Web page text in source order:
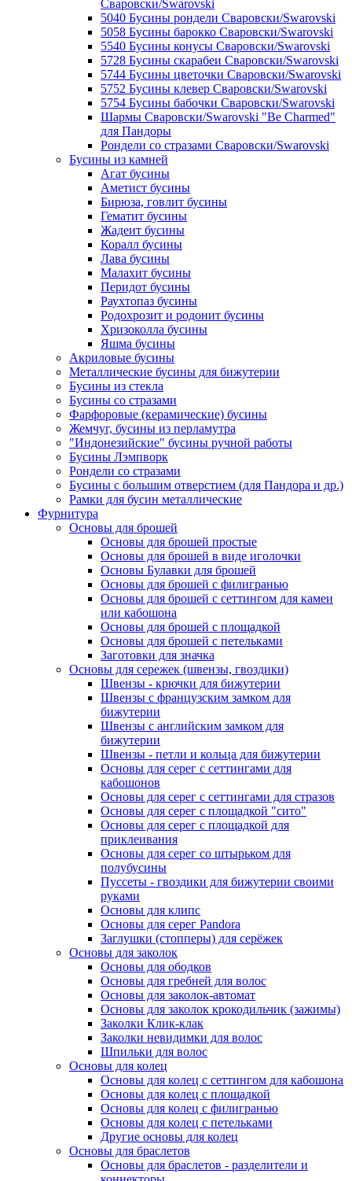
Сваровски/Swarovski
5040 Бусины рондели Сваровски/Swarovski
5058 Бусины барокко Сваровски/Swarovski
5540 Бусины конусы Сваровски/Swarovski
5728 Бусины скарабеи Сваровски/Swarovski
5744 Бусины цветочки Сваровски/Swarovski
5752 Бусины клевер Сваровски/Swarovski
5754 Бусины бабочки Сваровски/Swarovski
Шармы Сваровски/Swarovski "Be Charmed"
для Пандоры
Рондели со стразами Сваровски/Swarovski
Бусины из камней
Агат бусины
Аметист бусины
Бирюза, говлит бусины
Гематит бусины
Жадеит бусины
Коралл бусины
Лава бусины
Малахит бусины
Перидот бусины
Раухтопаз бусины
Родохрозит и родонит бусины
Хризоколла бусины
Яшма бусины
Акриловые бусины
Металлические бусины для бижутерии
Бусины из стекла
Бусины со стразами
Фарфоровые (керамические) бусины
Жемчуг, бусины из перламутра
"Индонезийские" бусины ручной работы
Бусины Лэмпворк
Рондели со стразами
Бусины с большим отверстием (для Пандора и др.)
Рамки для бусин металлические
Фурнитура
Основы для брошей
Основы для брошей простые
Основы для брошей в виде иголочки
Основы Булавки для брошей
Основы для брошей с филигранью
Основы для брошей с сеттингом для камеи
или кабошона
Основы для брошей с площадкой
Основы для брошей с петельками
Заготовки для значка
Основы для сережек (швензы, гвоздики)
Швензы - крючки для бижутерии
Швензы с французским замком для
бижутерии
Швензы с английским замком для
бижутерии
Швензы - петли и кольца для бижутерии
Основы для серег с сеттингами для
кабошонов
Основы для серег с сеттингами для стразов
Основы для серег с площадкой "сито"
Основы для серег с площадкой для
приклеивания
Основы для серег со штырьком для
полубусины
Пуссеты - гвоздики для бижутерии своими
руками
Основы для клипс
Основы для серег Pandora
Заглушки (стопперы) для серёжек
Основы для заколок
Основы для ободков
Основы для гребней для волос
Основы для заколок-автомат
Основы для заколок крокодильчик (зажимы)
Заколки Клик-клак
Заколки невидимки для волос
Шпильки для волос
Основы для колец
Основы для колец с сеттингом для кабошона
Основы для колец с площадкой
Основы для колец с филигранью
Основы для колец с петельками
Другие основы для колец
Основы для браслетов
Основы для браслетов - разделители и